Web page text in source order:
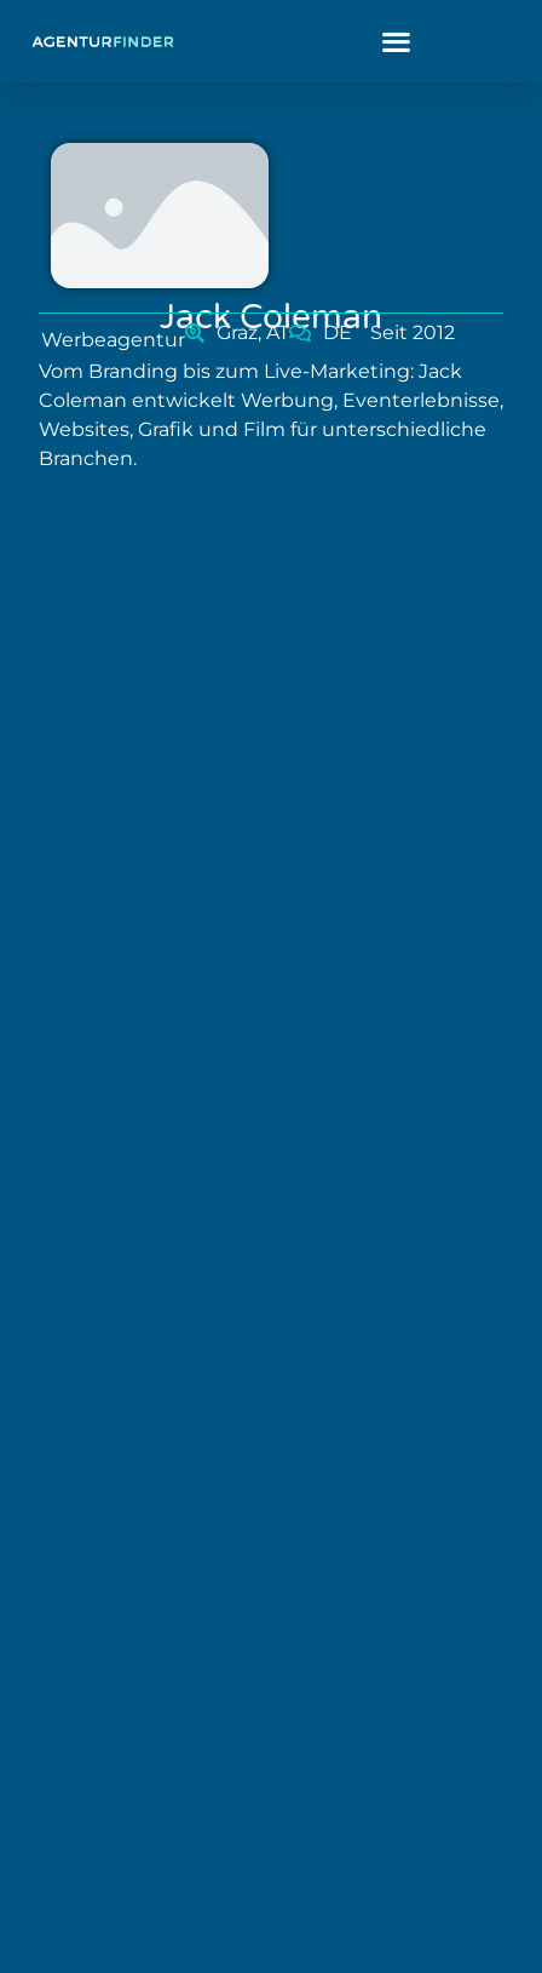
Jack Coleman
Werbeagentur Graz, AT DE
Seit 2012
Vom Branding bis zum Live-Marketing: Jack
Coleman entwickelt Werbung, Eventerlebnisse,
Websites, Grafik und Film für unterschiedliche
Branchen.